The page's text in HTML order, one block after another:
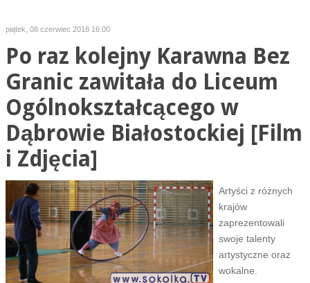
piątek, 08 czerwiec 2018 16:00
Po raz kolejny Karawna Bez
Granic zawitała do Liceum
Ogólnokształcącego w
Dąbrowie Białostockiej [Film
i Zdjęcia]
Artyści z różnych
krajów
zaprezentowali
swoje talenty
artystyczne oraz
wokalne.